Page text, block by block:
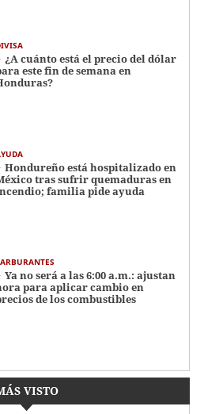
¿A cuánto está el precio del dólar
este fin de semana en
Hondureño está hospitalizado en
tras sufrir quemaduras en
familia pide ayuda
Ya no será a las 6:00 a.m.: ajustan
para aplicar cambio en
de los combustibles
VISTO